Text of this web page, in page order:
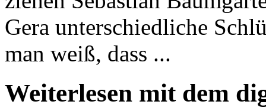
Gera unterschiedliche
man weiß, dass ...
Weiterlesen mit dem